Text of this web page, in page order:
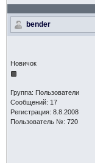
bender
Новичок
Группа: Пользователи
Сообщений: 17
Регистрация: 8.8.2008
Пользователь №: 720